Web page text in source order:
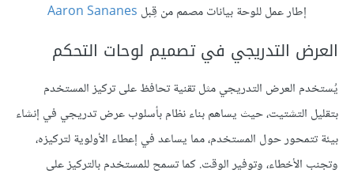
إطار عمل للوحة بيانات مصمم من قِبل Aaron Sananes
العرض التدريجي في تصميم لوحات التحكم
يُستخدم العرض التدريجي مثل تقنية تحافظ على تركيز المستخدم
بتقليل التشتيت، حيث يساهم بناء نظام بأسلوب عرض تدريجي في إنشاء
بيئة تتمحور حول المستخدم، مما يساعد في إعطاء الأولوية لتركيزه،
وتجنب الأخطاء، وتوفير الوقت. كما تسمح للمستخدم بالتركيز على